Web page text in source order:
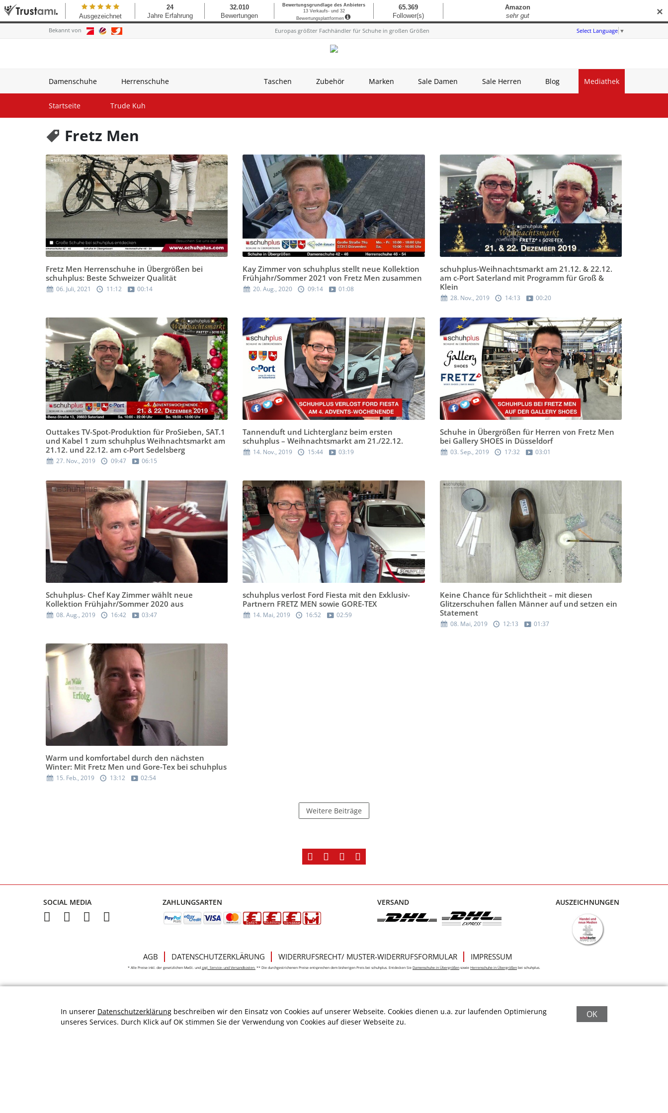
Bekannt von Europas größter Fachhändler für Schuhe in großen Größen Select Language ▼
Damenschuhe Herrenschuhe Taschen Zubehör Marken Sale Damen Sale Herren Blog Mediathek
Startseite Trude Kuh
Fretz Men
Fretz Men Herrenschuhe in Übergrößen bei
schuhplus: Beste Schweizer Qualität
06. Juli, 2021 11:12 00:14
Kay Zimmer von schuhplus stellt neue Kollektion
Frühjahr/Sommer 2021 von Fretz Men zusammen
20. Aug., 2020 09:14 01:08
schuhplus-Weihnachtsmarkt am 21.12. & 22.12.
am c-Port Saterland mit Programm für Groß &
Klein
28. Nov., 2019 14:13 00:20
Outtakes TV-Spot-Produktion für ProSieben, SAT.1
und Kabel 1 zum schuhplus Weihnachtsmarkt am
21.12. und 22.12. am c-Port Sedelsberg
27. Nov., 2019 09:47 06:15
Tannenduft und Lichterglanz beim ersten
schuhplus – Weihnachtsmarkt am 21./22.12.
14. Nov., 2019 15:44 03:19
Schuhe in Übergrößen für Herren von Fretz Men
bei Gallery SHOES in Düsseldorf
03. Sep., 2019 17:32 03:01
Schuhplus- Chef Kay Zimmer wählt neue
Kollektion Frühjahr/Sommer 2020 aus
08. Aug., 2019 16:42 03:47
schuhplus verlost Ford Fiesta mit den Exklusiv-
Partnern FRETZ MEN sowie GORE-TEX
14. Mai, 2019 16:52 02:59
Keine Chance für Schlichtheit – mit diesen
Glitzerschuhen fallen Männer auf und setzen ein
Statement
08. Mai, 2019 12:13 01:37
Warm und komfortabel durch den nächsten
Winter: Mit Fretz Men und Gore-Tex bei schuhplus
15. Feb., 2019 13:12 02:54
Weitere Beiträge
SOCIAL MEDIA ZAHLUNGSARTEN VERSAND AUSZEICHNUNGEN
AGB DATENSCHUTZERKLÄRUNG WIDERRUFSRECHT/ MUSTER-WIDERRUFSFORMULAR IMPRESSUM
* Alle Preise inkl. der gesetzlichen MwSt. und zzgl. Service- und Versandkosten. ** Die durchgestrichenen Preise entsprechen dem bisherigen Preis bei schuhplus. Entdecken Sie Damenschuhe in Übergrößen sowie Herrenschuhe in Übergrößen bei schuhplus.
In unserer Datenschutzerklärung beschreiben wir den Einsatz von Cookies auf unserer Webseite. Cookies dienen u.a. zur laufenden Optimierung
unseres Services. Durch Klick auf OK stimmen Sie der Verwendung von Cookies auf dieser Webseite zu.
OK
✕